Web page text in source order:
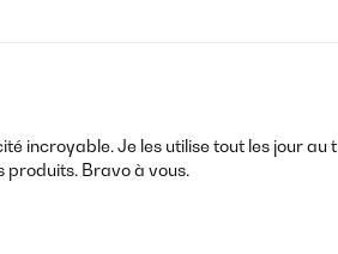
incroyable. Je les utilise tout les jour
produits. Bravo à vous.